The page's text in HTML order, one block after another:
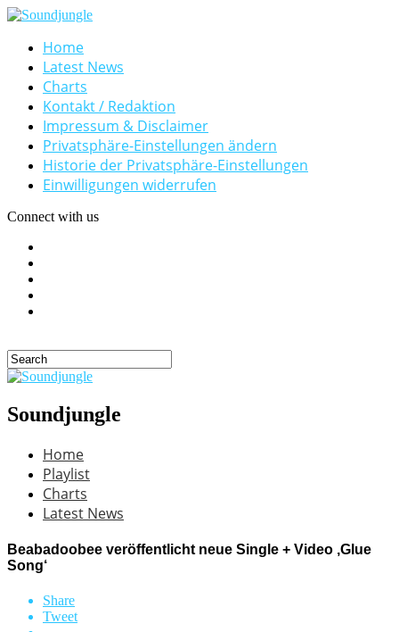
Home
Latest News
Charts
Kontakt / Redaktion
Impressum & Disclaimer
Privatsphäre-Einstellungen ändern
Historie der Privatsphäre-Einstellungen
Einwilligungen widerrufen
Connect with us
Soundjungle
Home
Playlist
Charts
Latest News
Beabadoobee veröffentlicht neue Single + Video ‚Glue
Song‘
Share
Tweet